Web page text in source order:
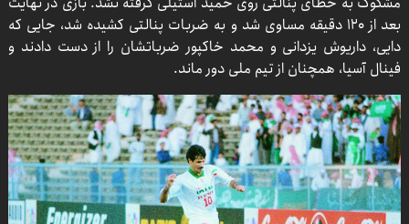
بعد از ۱۲۰ دقیقه مساوی شد و به ضربات پنالتی کشیده شد، جایی که
دایی، داریوش یزدانی و محمد خاکپور ضرباتشان را از دست دادند و
فینال آسیا، همچنان از تیم ملی دور ماند.